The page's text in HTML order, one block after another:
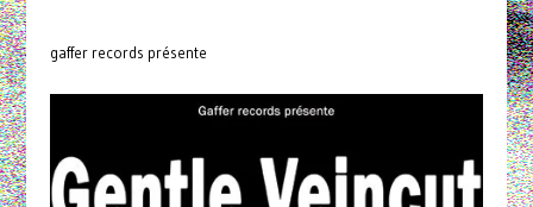
gaffer records présente